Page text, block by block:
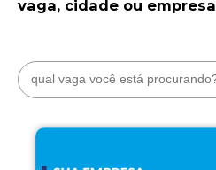
vaga, cidade ou empresa